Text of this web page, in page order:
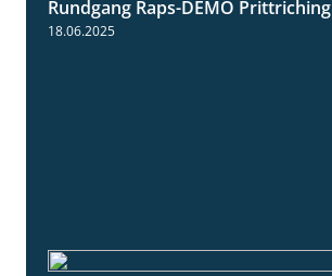
Rundgang Raps-DEMO Prittriching
18.06.2025